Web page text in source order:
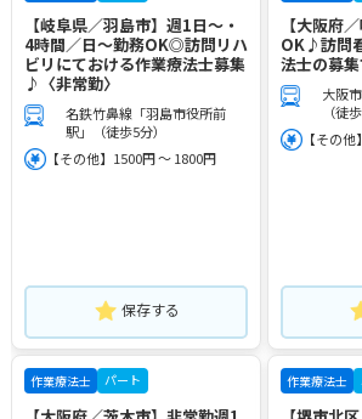
【岐阜県／羽島市】週1日～・
4時間／日～勤務OK◎訪問リハ
ビリにておける作業療法士募集
♪〈非常勤〉
名鉄竹鼻線「羽島市役所前
駅」（徒歩5分）
【その他】1500円 ～ 1800円
保存する
【大阪府
OK♪訪問
法士の募
大阪
（徒
【その他
作業療法士 パート 作業療法士